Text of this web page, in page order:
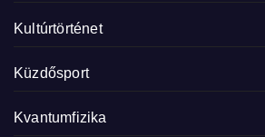
Kultúrtörténet
Küzdősport
Kvantumfizika